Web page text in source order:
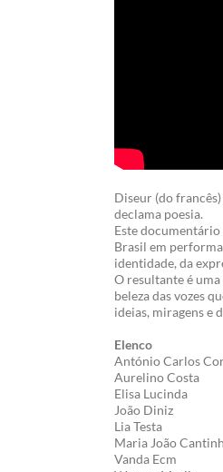
Diseur (do
declama poesia.
Este
Brasil em
identidade, da
O resultante é
beleza das vozes
ideias, miragens e
Elenco
António Carlos
Aurelino Costa
Elisa Lucinda
João Diniz
Lia Testa
Maria João
Vanda Ecm